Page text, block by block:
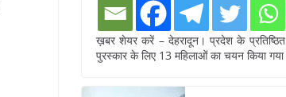
ख़बर शेयर करें – देहरादून। प्रदेश के प्रतिष्ठित
पुरस्कार के लिए 13 महिलाओं का चयन किया